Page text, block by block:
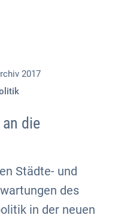
2017
die
Städte- und
des
in der neuen